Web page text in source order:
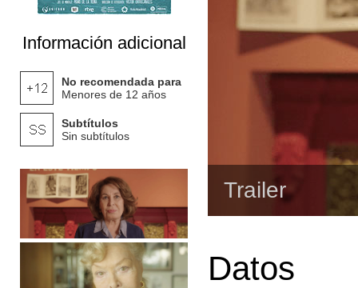
Información adicional
No recomendada para
Menores de 12 años
Subtítulos
Sin subtítulos
Trailer
Datos